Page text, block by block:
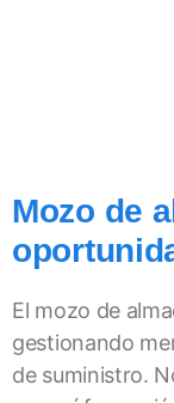
Mozo de
El mozo de
gestionando
de suministro.